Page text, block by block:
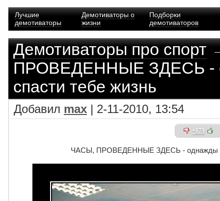
Лучшие
демотиваторы
Демотиваторы о
жизни
Подборки
демотиваторов
Демотиваторы про спорт
ПРОВЕДЕННЫЕ ЗДЕСЬ -
спасти тебе жизнь
Добавил max | 2-11-2010, 13:54
+173
ЧАСЫ, ПРОВЕДЕННЫЕ ЗДЕСЬ - однажды